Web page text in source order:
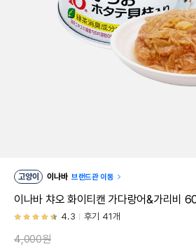
고양이 이나바 브랜드관 이동
이나바 챠오 화이티캔 가다랑어&가리비
4.3 후기 41개
4,000원